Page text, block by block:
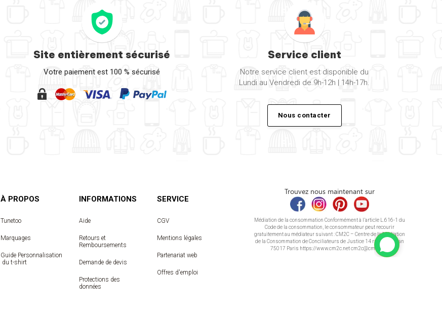
Site entièrement sécurisé
Votre paiement est 100 % sécurisé
Service client
Notre service client est disponible du
Lundi au Vendredi de 9h-12h | 14h-17h.
Nous contacter
À PROPOS
Tunetoo
Marquages
Guide Personnalisation
du t-shirt
INFORMATIONS
Aide
Retours et
Remboursements
Demande de devis
Protections des
données
SERVICE
CGV
Mentions légales
Partenariat web
Offres d'emploi
Trouvez nous maintenant sur
Médiation de la consommation Conformément à l’article L.616-1 du
Code de la consommation, le consommateur peut recourir
gratuitement au médiateur suivant : CM2C – Centre de la Médiation
de la Consommation de Conciliateurs de Justice 14 rue Saint Jean
75017 Paris https://www.cm2c.net cm2c@cm2c.net